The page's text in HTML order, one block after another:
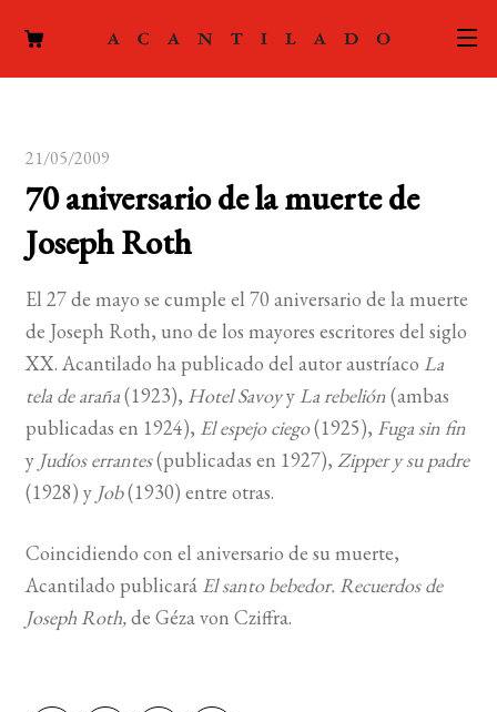
ACTUALIDAD
menú
hijo
LA EDITORIAL
menú
hijo
FOREIGN RIGHTS
CONTACTO
MI CUENTA
BUSCAR
LISTA DE LIBROS
21/05/2009
70 aniversario de la muerte de
Joseph Roth
El 27 de mayo se cumple el 70 aniversario de la muerte
de Joseph Roth, uno de los mayores escritores del siglo
XX. Acantilado ha publicado del autor austríaco La
tela de araña(1923), Hotel Savoyy La rebelión(ambas
publicadas en 1924), El espejo ciego(1925), Fuga sin fin
y Judíos errantes(publicadas en 1927), Zipper y su padre
(1928) y Job(1930) entre otras.
Coincidiendo con el aniversario de su muerte,
Acantilado publicará El santo bebedor. Recuerdos de
Joseph Roth,de Géza von Cziffra.